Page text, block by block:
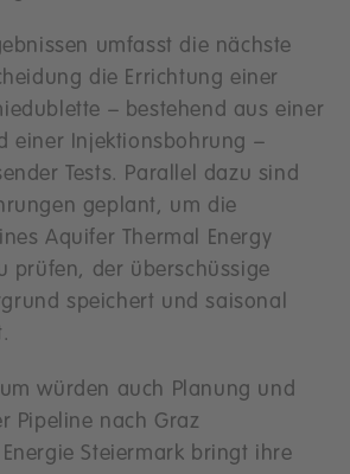
umfasst die nächste
die Errichtung einer
– bestehend aus einer
einer Injektionsbohrung –
Tests. Parallel dazu sind
geplant, um die
Aquifer Thermal Energy
prüfen, der überschüssige
speichert und saisonal
würden auch Planung und
Pipeline nach Graz
Steiermark bringt ihre